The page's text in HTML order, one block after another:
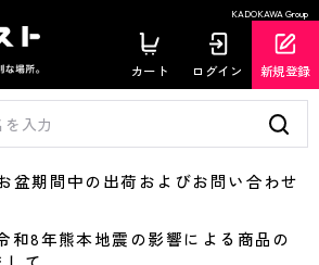
KADOKAWA Group
カート ログイン 新規登録
期間中の出荷およびお問い合わせ
8年熊本地震の影響による商品の